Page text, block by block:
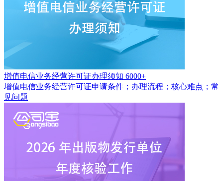
增值电信业务经营许可证办理须知 6000+
增值电信业务经营许可证申请条件；办理流程；核心难点；常
见问题